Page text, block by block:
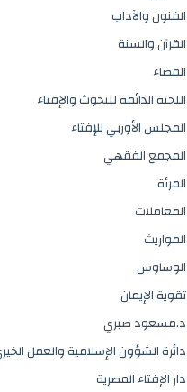
الفنون والآداب
القرآن والسنة
القضاء
اللجنة الدائمة للبحوث والإفتاء
المجلس الأوربي للإفتاء
المجمع الفقهي
المرأة
المعاملات
المواريث
الوساوس
تقوية الإيمان
د.مسعود صبري
دائرة الشؤون الإسلامية والعمل
دار الإفتاء المصرية